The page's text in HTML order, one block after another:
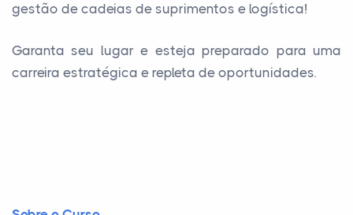
gestão de cadeias de suprimentos e logística!
Garanta seu lugar e esteja preparado para uma
carreira estratégica e repleta de oportunidades.